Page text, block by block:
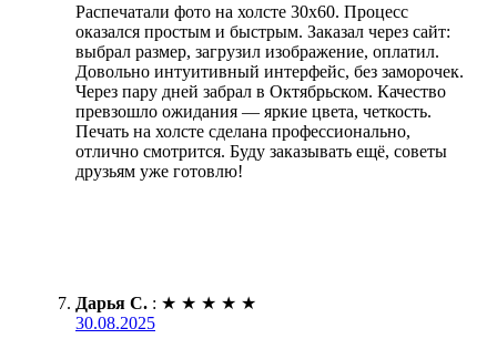
Распечатали фото на холсте 30х60. Процесс
оказался простым и быстрым. Заказал через сайт:
выбрал размер, загрузил изображение, оплатил.
Довольно интуитивный интерфейс, без заморочек.
Через пару дней забрал в Октябрьском. Качество
превзошло ожидания — яркие цвета, четкость.
Печать на холсте сделана профессионально,
отлично смотрится. Буду заказывать ещё, советы
друзьям уже готовлю!
Дарья С. : ★ ★ ★ ★ ★
30.08.2025